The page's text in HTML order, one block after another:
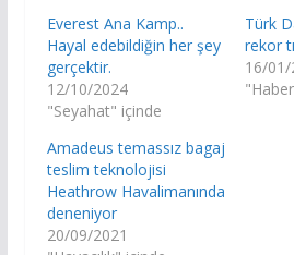
Everest Ana Kamp..
Hayal edebildiğin her şey
gerçektir.
12/10/2024
"Seyahat" içinde
Türk
rekor
16/01/
Amadeus temassız bagaj
teslim teknolojisi
Heathrow Havalimanında
deneniyor
20/09/2021